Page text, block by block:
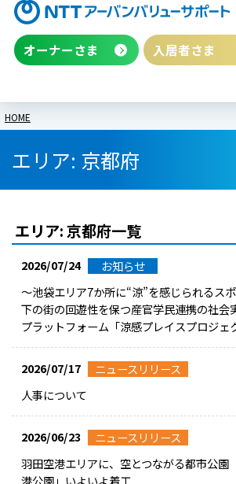
オーナーさま 入居者さま
HOME
エリア: 京都府
エリア:京都府一覧
2026/07/24
お知らせ
～池袋エリア7か所に“涼”を感じられるス
下の街の回遊性を保つ産官学民連携の社
プラットフォーム「涼感プレイスプロジェ
2026/07/17
ニュースリリース
人事について
2026/06/23
ニュースリリース
羽田空港エリアに、空とつながる都市公
港公園」いよいよ着工